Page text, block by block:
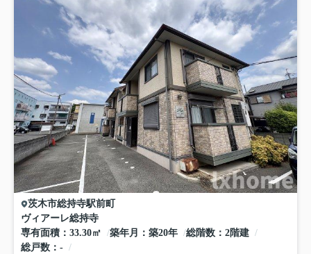
茨木市総持寺駅前町
ヴィアーレ総持寺
専有面積
33.30㎡ 築年月 築20年 総階数
2階建
総戸数
-